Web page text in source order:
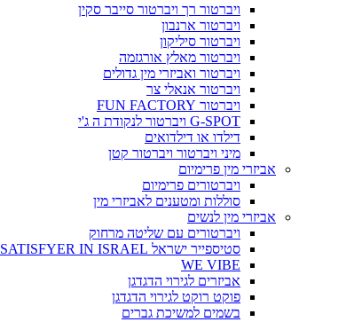
ויברטור רך ויברטור סייבר סקין
ויברטור ארנבון
ויברטור סיליקון
ויברטור מאלץ אורגזמה
ויברטור ואביזרי מין גדולים
ויברטור אנאלי צר
ויברטור FUN FACTORY
G-SPOT ויברטור לנקודת ה ג'י
דילדו או דילדואים
מיני ויברטור ויברטור קטן
אביזרי מין פרימיום
ויברטורים פרימיום
סוללות ומטענים לאביזרי מין
אביזרי מין לנשים
ויברטורים עם שליטה מרחוק
סטיספייר ישראל SATISFYER IN ISRAEL
WE VIBE
אביזרים לגירוי הדגדגן
פוקט רוקט לגירוי הדגדגן
בשמים למשיכת גברים